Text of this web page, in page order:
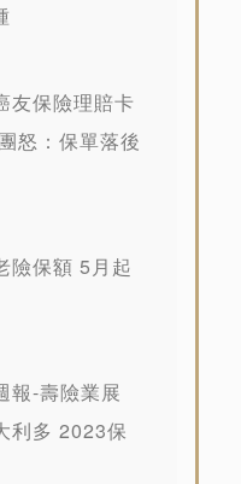
友保險理賠卡
怒：保單落後
險保額 5月起
報-壽險業展
利多 2023保